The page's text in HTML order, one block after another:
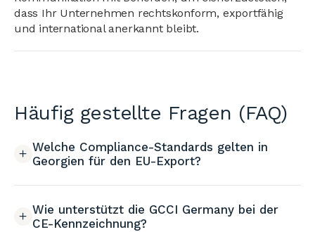
dass Ihr Unternehmen rechtskonform, exportfähig
und international anerkannt bleibt.
Häufig gestellte Fragen (FAQ)
Welche Compliance-Standards gelten in
Georgien für den EU-Export?
Wie unterstützt die GCCI Germany bei der
CE-Kennzeichnung?